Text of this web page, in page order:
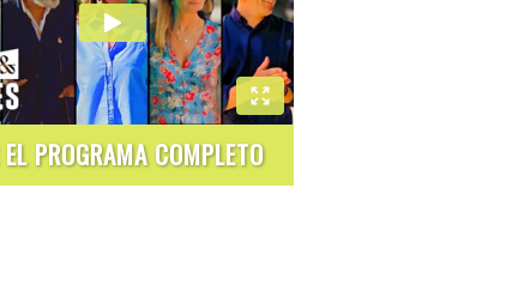
PROGRAMA COMPLETO